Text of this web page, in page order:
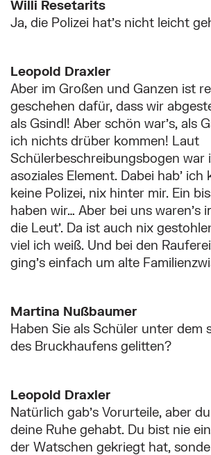
Willi Resetarits
Ja, die Polizei hat’s nicht leicht
Leopold Draxler
Aber im Großen und Ganzen ist
geschehen dafür, dass wir
als Gsindl! Aber schön war’s, als
ich nichts drüber kommen! Laut
Schülerbeschreibungsbogen war
asoziales Element. Dabei hab’ ich
keine Polizei, nix hinter mir. Ein
haben wir… Aber bei uns waren’s
die Leut’. Da ist auch nix
viel ich weiß. Und bei den
ging’s einfach um alte
Martina Nußbaumer
Haben Sie als Schüler unter dem
des Bruckhaufens gelitten?
Leopold Draxler
Natürlich gab’s Vorurteile, aber
deine Ruhe gehabt. Du bist nie
der Watschen gekriegt hat,